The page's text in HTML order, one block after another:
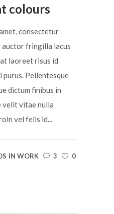
colours
consectetur
fringilla lacus
laoreet risus id
purus. Pellentesque
dictum finibus in
velit vitae nulla
vel felis id...
IN WORK 3
0